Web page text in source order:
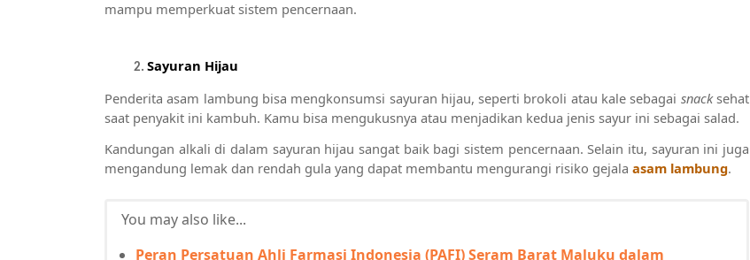
mampu memperkuat sistem pencernaan.
Sayuran Hijau
Penderita asam lambung bisa mengkonsumsi sayuran hijau, seperti brokoli atau kale sebagai snack sehat
saat penyakit ini kambuh. Kamu bisa mengukusnya atau menjadikan kedua jenis sayur ini sebagai salad.
Kandungan alkali di dalam sayuran hijau sangat baik bagi sistem pencernaan. Selain itu, sayuran ini juga
mengandung lemak dan rendah gula yang dapat membantu mengurangi risiko gejala asam lambung.
You may also like...
Peran Persatuan Ahli Farmasi Indonesia (PAFI) Seram Barat Maluku dalam